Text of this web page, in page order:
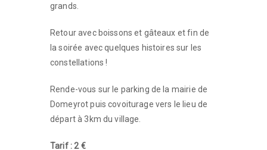
grands.
Retour avec boissons et gâteaux et fin de
la soirée avec quelques histoires sur les
constellations !
Rende-vous sur le parking de la mairie de
Domeyrot puis covoiturage vers le lieu de
départ à 3km du village.
Tarif : 2 €